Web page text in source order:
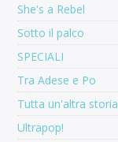
She's a Rebel
Sotto il palco
SPECIALI
Tra Adese e Po
Tutta un'altra
Ultrapop!